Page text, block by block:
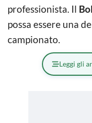
professionista. Il
possa essere una
campionato.
Leggi gli